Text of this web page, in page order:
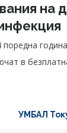
на
година
в
УМБАЛ